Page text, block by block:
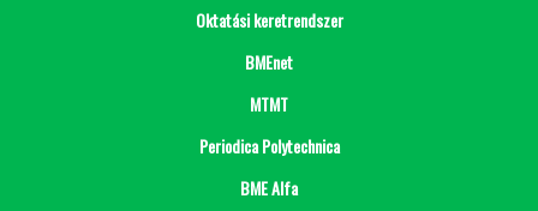
Oktatási keretrendszer
BMEnet
MTMT
Periodica Polytechnica
BME Alfa